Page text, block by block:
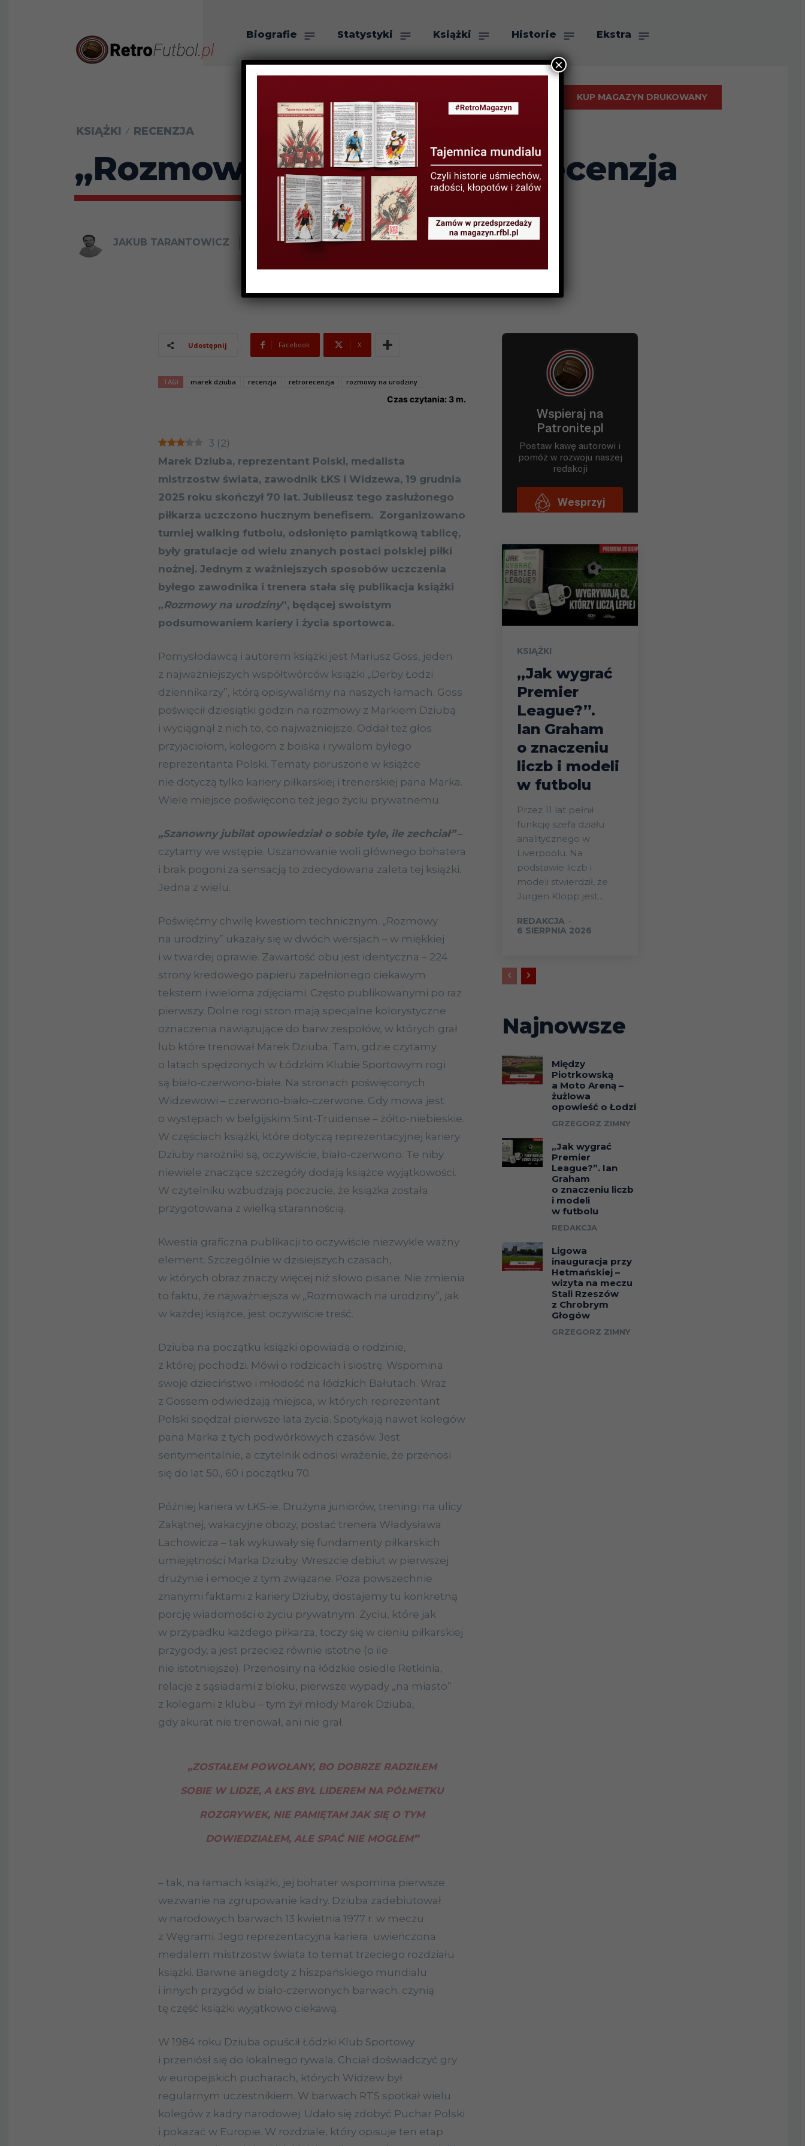
Biografie Statystyki Książki Historie Ekstra
O nas
KUP MAGAZYN DRUKOWANY
KSIĄŻKI RECENZJA
„Rozmowy na urodziny” – recenzja
JAKUB TARANTOWICZ 2 MARCA 2026
Udostępnij Facebook X
TAGI marek dziuba recenzja retrorecenzja rozmowy na urodziny
Czas czytania: 3 m.
3 (2)
Marek Dziuba, reprezentant Polski, medalista
mistrzostw świata, zawodnik ŁKS i Widzewa, 19 grudnia
2025 roku skończył 70 lat. Jubileusz tego zasłużonego
piłkarza uczczono hucznym benefisem. Zorganizowano
turniej walking futbolu, odsłonięto pamiątkową tablicę,
były gratulacje od wielu znanych postaci polskiej piłki
nożnej. Jednym z ważniejszych sposobów uczczenia
byłego zawodnika i trenera stała się publikacja książki
„Rozmowy na urodziny”, będącej swoistym
podsumowaniem kariery i życia sportowca.
Pomysłodawcą i autorem książki jest Mariusz Goss, jeden
z najważniejszych współtwórców książki „Derby Łodzi
dziennikarzy”, którą opisywaliśmy na naszych łamach. Goss
poświęcił dziesiątki godzin na rozmowy z Markiem Dziubą
i wyciągnął z nich to, co najważniejsze. Oddał też głos
przyjaciołom, kolegom z boiska i rywalom byłego
reprezentanta Polski. Tematy poruszone w książce
nie dotyczą tylko kariery piłkarskiej i trenerskiej pana Marka.
Wiele miejsce poświęcono też jego życiu prywatnemu.
„Szanowny jubilat opowiedział o sobie tyle, ile zechciał”–
czytamy we wstępie. Uszanowanie woli głównego bohatera
i brak pogoni za sensacją to zdecydowana zaleta tej książki.
Jedna z wielu.
Poświęćmy chwilę kwestiom technicznym. „Rozmowy
na urodziny” ukazały się w dwóch wersjach – w miękkiej
i w twardej oprawie. Zawartość obu jest identyczna – 224
strony kredowego papieru zapełnionego ciekawym
tekstem i wieloma zdjęciami. Często publikowanymi po raz
pierwszy. Dolne rogi stron mają specjalne kolorystyczne
oznaczenia nawiązujące do barw zespołów, w których grał
lub które trenował Marek Dziuba. Tam, gdzie czytamy
o latach spędzonych w Łódzkim Klubie Sportowym rogi
są biało-czerwono-białe. Na stronach poświęconych
Widzewowi – czerwono-biało-czerwone. Gdy mowa jest
o występach w belgijskim Sint-Truidense – żółto-niebieskie.
W częściach książki, które dotyczą reprezentacyjnej kariery
Dziuby narożniki są, oczywiście, biało-czerwono. Te niby
niewiele znaczące szczegóły dodają książce wyjątkowości.
W czytelniku wzbudzają poczucie, że książka została
przygotowana z wielką starannością.
Kwestia graficzna publikacji to oczywiście niezwykle ważny
element. Szczególnie w dzisiejszych czasach,
w których obraz znaczy więcej niż słowo pisane. Nie zmienia
to faktu, że najważniejsza w „Rozmowach na urodziny”, jak
w każdej książce, jest oczywiście treść.
Dziuba na początku książki opowiada o rodzinie,
z której pochodzi. Mówi o rodzicach i siostrę. Wspomina
swoje dzieciństwo i młodość na łódzkich Bałutach. Wraz
z Gossem odwiedzają miejsca, w których reprezentant
Polski spędzał pierwsze lata życia. Spotykają nawet kolegów
pana Marka z tych podwórkowych czasów. Jest
sentymentalnie, a czytelnik odnosi wrażenie, że przenosi
się do lat 50., 60 i początku 70.
Później kariera w ŁKS-ie. Drużyna juniorów, treningi na ulicy
Zakątnej, wakacyjne obozy, postać trenera Władysława
Lachowicza – tak wykuwały się fundamenty piłkarskich
umiejętności Marka Dziuby. Wreszcie debiut w pierwszej
drużynie i emocje z tym związane. Poza powszechnie
znanymi faktami z kariery Dziuby, dostajemy tu konkretną
porcję wiadomości o życiu prywatnym. Życiu, które jak
w przypadku każdego piłkarza, toczy się w cieniu piłkarskiej
przygody, a jest przecież równie istotne (o ile
nie istotniejsze). Przenosiny na łódzkie osiedle Retkinia,
relacje z sąsiadami z bloku, pierwsze wypady „na miasto”
z kolegami z klubu – tym żył młody Marek Dziuba,
gdy akurat nie trenował, ani nie grał.
„ZOSTAŁEM POWOŁANY, BO DOBRZE RADZIŁEM
SOBIE W LIDZE, A ŁKS BYŁ LIDEREM NA PÓŁMETKU
ROZGRYWEK, NIE PAMIĘTAM JAK SIĘ O TYM
DOWIEDZIAŁEM, ALE SPAĆ NIE MOGŁEM”
– tak, na łamach książki, jej bohater wspomina pierwsze
wezwanie na zgrupowanie kadry. Dziuba zadebiutował
w narodowych barwach 13 kwietnia 1977 r. w meczu
z Węgrami. Jego reprezentacyjna kariera uwieńczona
medalem mistrzostw świata to temat trzeciego rozdziału
książki. Barwne anegdoty z hiszpańskiego mundialu
i innych przygód w biało-czerwonych barwach. czynią
tę część książki wyjątkowo ciekawą.
W 1984 roku Dziuba opuścił Łódzki Klub Sportowy
i przeniósł się do lokalnego rywala. Chciał doświadczyć gry
w europejskich pucharach, których Widzew był
regularnym uczestnikiem. W barwach RTS spotkał wielu
kolegów z kadry narodowej. Udało się zdobyć Puchar Polski
i pokazać w Europie. W rozdziale, który opisuje ten etap
KSIĄŻKI
„Jak wygrać
Premier
League?”.
Ian Graham
o znaczeniu
liczb i modeli
w futbolu
Przez 11 lat pełnił
funkcję szefa działu
analitycznego w
Liverpoolu. Na
podstawie liczb i
modeli stwierdził, że
Jurgen Klopp jest...
REDAKCJA -
6 SIERPNIA 2026
Najnowsze
Między
Piotrkowską
a Moto Areną –
żużlowa
opowieść o Łodzi
GRZEGORZ ZIMNY
„Jak wygrać
Premier
League?”. Ian
Graham
o znaczeniu liczb
i modeli
w futbolu
REDAKCJA
Ligowa
inauguracja przy
Hetmańskiej –
wizyta na meczu
Stali Rzeszów
z Chrobrym
Głogów
GRZEGORZ ZIMNY
×